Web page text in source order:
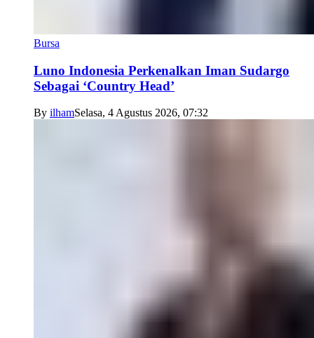
Bursa
Luno Indonesia Perkenalkan Iman Sudargo
Sebagai ‘Country Head’
By ilhamSelasa, 4 Agustus 2026, 07:32